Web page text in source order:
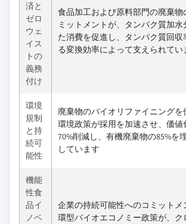
済と
ゼロ
ウェ
イス
トの
義務
付け
食品加工および原料部門の廃棄物
ミットメントが、タンパク質加水
た消費を促進し、タンパク質回収
る変換効率によって支えられてい
環境
規制
と持
続可
能性
廃棄物のバイオリファイニングを
環境政策が採用を加速させ、価値
70%削減し、有機廃棄物の85%を
しています
機能
性食
品イ
ノベ
企業の持続可能性へのコミット
環型バイオエコノミー政策が、